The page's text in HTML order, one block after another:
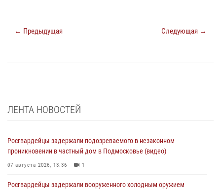
← Предыдущая Следующая →
ЛЕНТА НОВОСТЕЙ
Росгвардейцы задержали подозреваемого в незаконном
проникновении в частный дом в Подмосковье (видео)
07 августа 2026, 13:36 1
Росгвардейцы задержали вооруженного холодным оружием